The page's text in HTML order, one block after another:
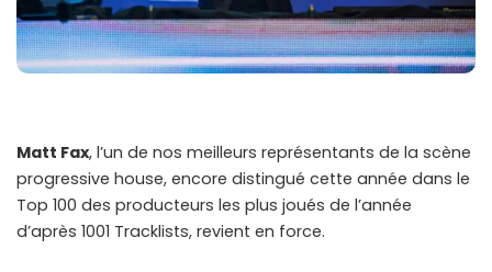
Matt Fax, l’un de nos meilleurs représentants de la scène
progressive house, encore distingué cette année dans le
Top 100 des producteurs les plus joués de l’année
d’après 1001 Tracklists, revient en force.